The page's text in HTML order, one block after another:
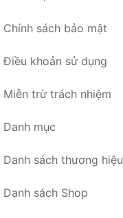
Chính sách bảo mật
Điều khoản sử dụng
Miễn trừ trách nhiệm
Danh mục
Danh sách thương hiệu
Danh sách Shop